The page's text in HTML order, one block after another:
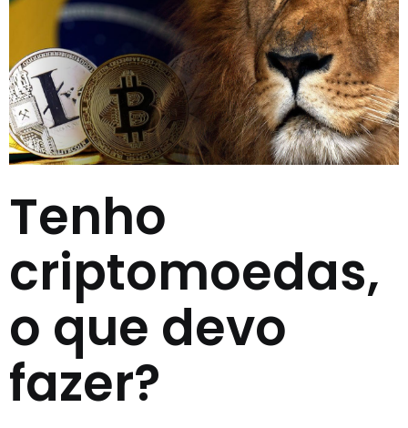
Tenho
criptomoedas,
o que devo
fazer?